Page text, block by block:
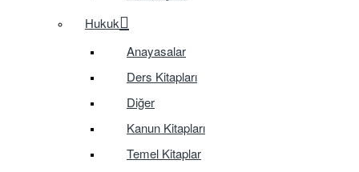
Hukuk
Anayasalar
Ders Kitapları
Diğer
Kanun Kitapları
Temel Kitaplar